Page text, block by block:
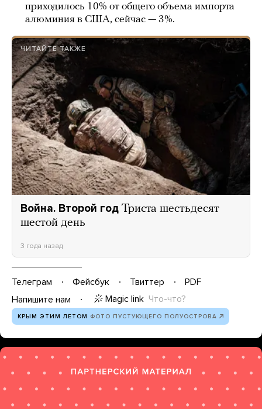
приходилось 10% от общего объема импорта
алюминия в США, сейчас — 3%.
ЧИТАЙТЕ ТАКЖЕ
Война. Второй год Триста шестьдесят
шестой день
3 года назад
Телеграм Фейсбук Твиттер
PDF
Напишите нам
Magic link Что-что?
КРЫМ ЭТИМ ЛЕТОМ ФОТО ПУСТУЮЩЕГО ПОЛУОСТРОВА